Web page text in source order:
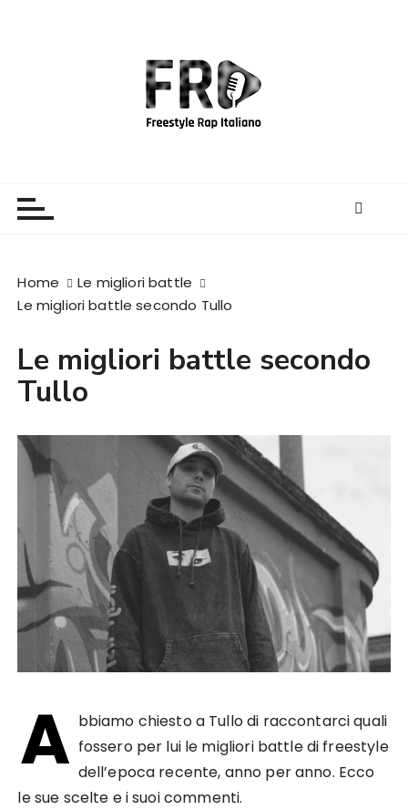
Home
Le migliori battle
Le migliori battle secondo Tullo
Le migliori battle secondo
Tullo
A bbiamo chiesto a Tullo di raccontarci quali
fossero per lui le migliori battle di freestyle
dell’epoca recente, anno per anno. Ecco
le sue scelte e i suoi commenti.